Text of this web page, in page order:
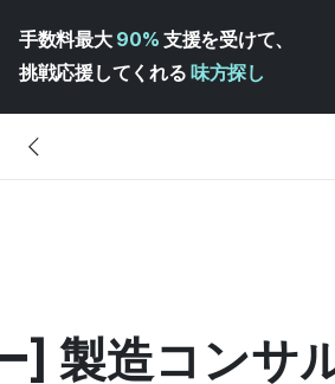
手数料最大 90% 支援を受けて、
挑戦応援してくれる 味方探し
] 製造コンサ